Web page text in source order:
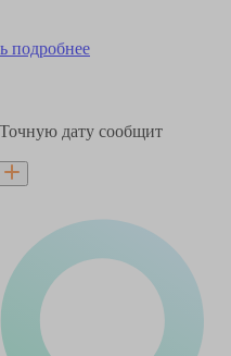
подробнее
дату сообщит